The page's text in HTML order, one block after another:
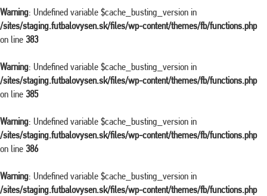
Warning: Undefined variable $cache_busting_version in
/sites/staging.futbalovysen.sk/files/wp-content/themes/fb/functions.php
on line 383
Warning: Undefined variable $cache_busting_version in
/sites/staging.futbalovysen.sk/files/wp-content/themes/fb/functions.php
on line 385
Warning: Undefined variable $cache_busting_version in
/sites/staging.futbalovysen.sk/files/wp-content/themes/fb/functions.php
on line 386
Warning: Undefined variable $cache_busting_version in
/sites/staging.futbalovysen.sk/files/wp-content/themes/fb/functions.php